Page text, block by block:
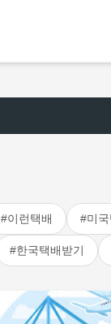
#이런택배 #미국
#한국택배받기